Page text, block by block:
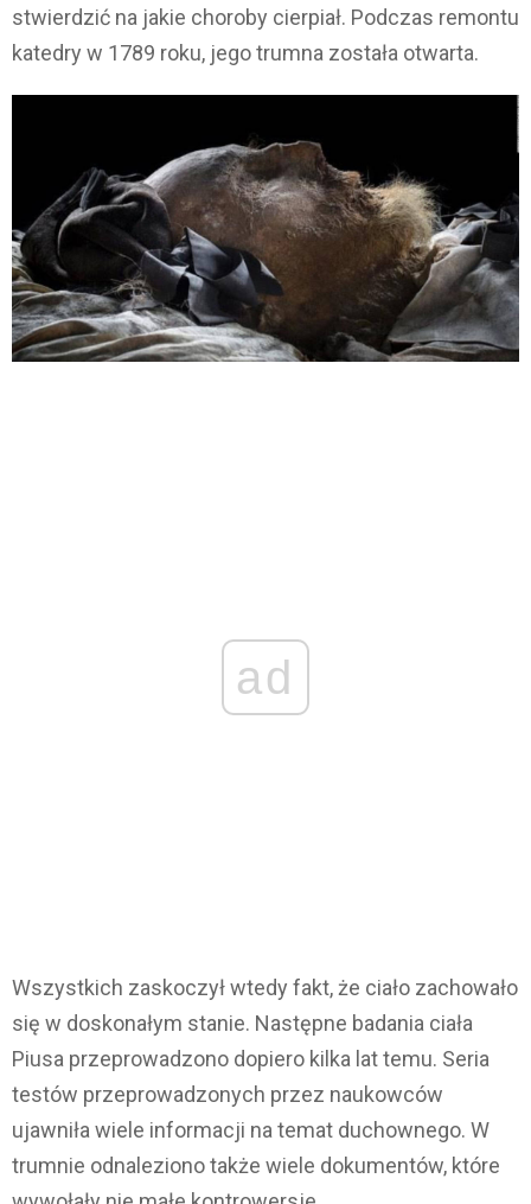
stwierdzić na jakie choroby cierpiał. Podczas remontu
katedry w 1789 roku, jego trumna została otwarta.
ad
Wszystkich zaskoczył wtedy fakt, że ciało zachowało
się w doskonałym stanie. Następne badania ciała
Piusa przeprowadzono dopiero kilka lat temu. Seria
testów przeprowadzonych przez naukowców
ujawniła wiele informacji na temat duchownego. W
trumnie odnaleziono także wiele dokumentów, które